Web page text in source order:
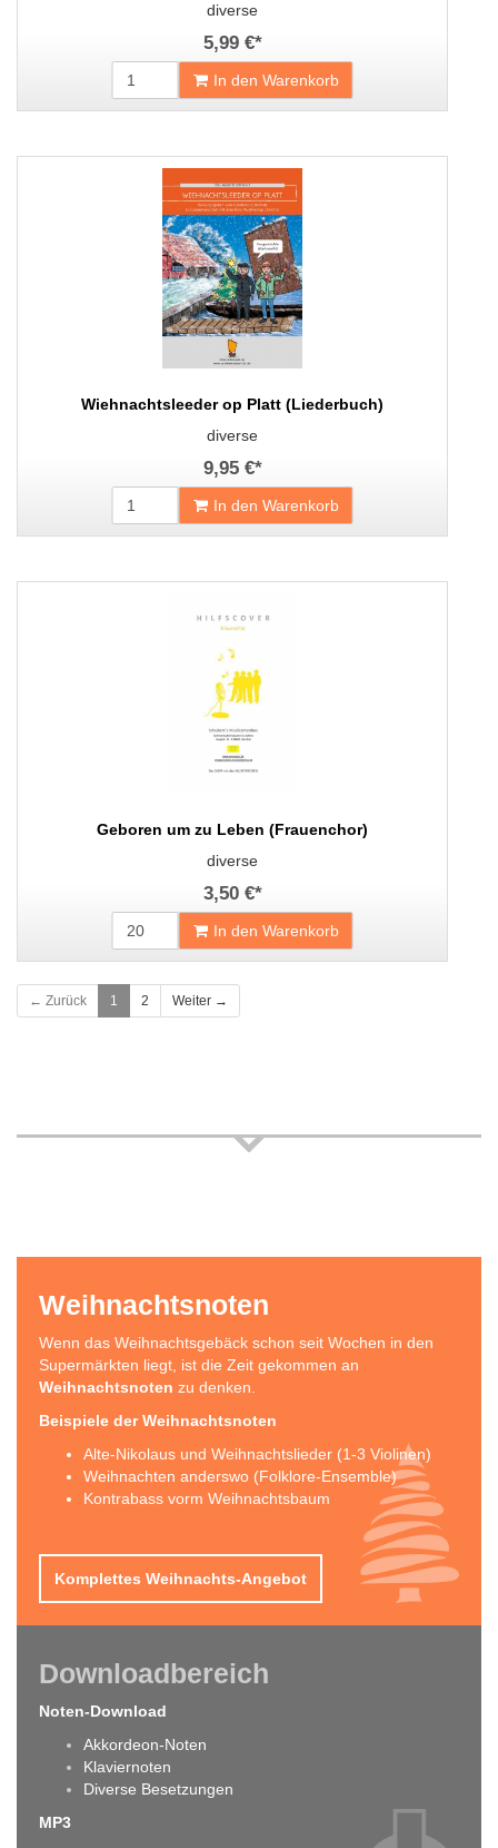
diverse
5,99 €*
In den Warenkorb
Wiehnachtsleeder op Platt (Liederbuch)
diverse
9,95 €*
In den Warenkorb
Geboren um zu Leben (Frauenchor)
diverse
3,50 €*
In den Warenkorb
← Zurück 1 2 Weiter →
Weihnachtsnoten
Wenn das Weihnachtsgebäck schon seit Wochen in den
Supermärkten liegt, ist die Zeit gekommen an
Weihnachtsnoten zu denken.
Beispiele der Weihnachtsnoten
Alte-Nikolaus und Weihnachtslieder (1-3 Violinen)
Weihnachten anderswo (Folklore-Ensemble)
Kontrabass vorm Weihnachtsbaum
Komplettes Weihnachts-Angebot
Downloadbereich
Noten-Download
Akkordeon-Noten
Klaviernoten
Diverse Besetzungen
MP3